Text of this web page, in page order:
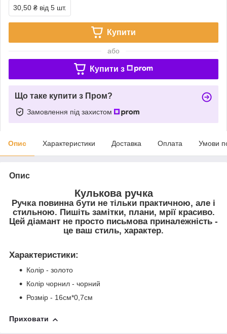
30,50 ₴ від 5 шт.
Купити
або
Купити з
Що таке купити з Пром?
Замовлення під захистом
Опис Характеристики Доставка Оплата Умови
Опис
Кулькова ручка
Ручка повинна бути не тільки практичною, але і
стильною. Пишіть замітки, плани, мрії красиво.
Цей діамант не просто письмова приналежність -
це ваш стиль, характер.
Характеристики:
Колір - золото
Колір чорнил - чорний
Розмір - 16см*0,7см
Приховати